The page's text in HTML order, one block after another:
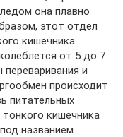
она плавно
этот отдел
кишечника
от 5 до 7
и
происходит
питательных
кишечника
названием